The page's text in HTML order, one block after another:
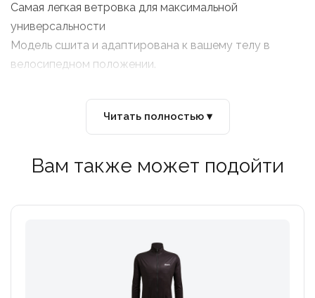
Самая легкая ветровка для максимальной
универсальности
Модель сшита и адаптирована к вашему телу в
велосипедном положении.
Читать полностью ▾
Вам также может подойти